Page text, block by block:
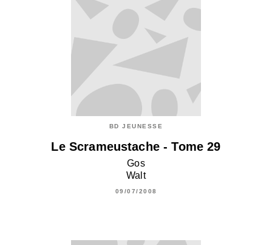
BD JEUNESSE
Le Scrameustache - Tome 29
Gos
Walt
09/07/2008